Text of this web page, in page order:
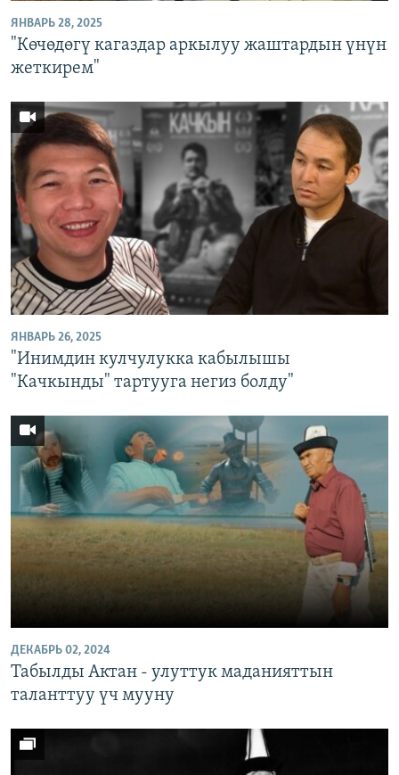
ЯНВАРЬ 28, 2025
"Көчөдөгү кагаздар аркылуу жаштардын үнүн
жеткирем"
ЯНВАРЬ 26, 2025
"Инимдин кулчулукка кабылышы
"Качкынды" тартууга негиз болду"
ДЕКАБРЬ 02, 2024
Табылды Актан - улуттук маданияттын
таланттуу үч мууну